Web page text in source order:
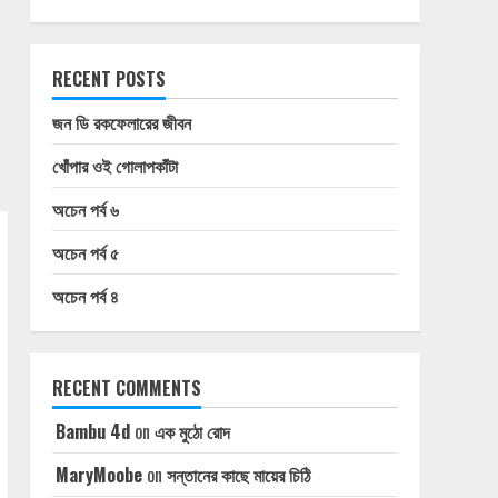
RECENT POSTS
জন ডি রকফেলারের জীবন
খোঁপার ওই গোলাপকাঁটা
অচেন পর্ব ৬
অচেন পর্ব ৫
অচেন পর্ব ৪
RECENT COMMENTS
Bambu 4don এক মুঠো রোদ
MaryMoobeon সন্তানের কাছে মায়ের চিঠি